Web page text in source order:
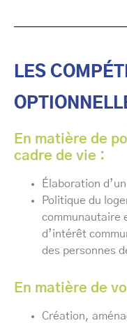
LES
En matière de
cadre de vie :
Élaboration
Politique du
communautaire
d’intérêt
des personnes
En matière de
Création,